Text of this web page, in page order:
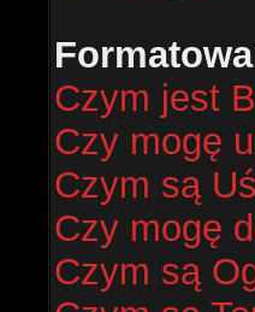
Czym jest
Czy mogę
Czym są
Czy mogę
Czym są